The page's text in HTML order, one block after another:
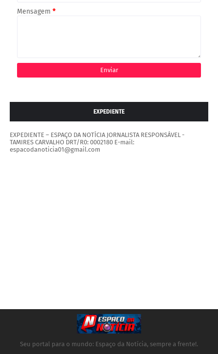
Mensagem *
EXPEDIENTE
EXPEDIENTE – ESPAÇO DA NOTÍCIA JORNALISTA RESPONSÁVEL -
TAMIRES CARVALHO DRT/R0: 0002180 E-mail:
espacodanoticia01@gmail.com
Seu portal para o mundo: Espaço da Notícia, sempre a frente!.